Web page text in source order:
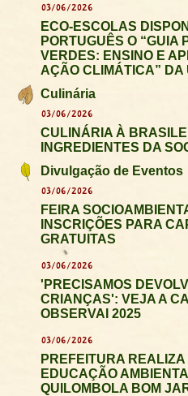
03/06/2026
ECO-ESCOLAS
PORTUGUÊS O “GUIA
VERDES: ENSINO E
AÇÃO CLIMÁTICA” DA
Culinária
03/06/2026
CULINÁRIA À
INGREDIENTES DA
Divulgação de Eventos
03/06/2026
FEIRA
INSCRIÇÕES PARA
GRATUITAS
03/06/2026
'PRECISAMOS
CRIANÇAS': VEJA A
OBSERVAI 2025
03/06/2026
PREFEITURA
EDUCAÇÃO
QUILOMBOLA BOM